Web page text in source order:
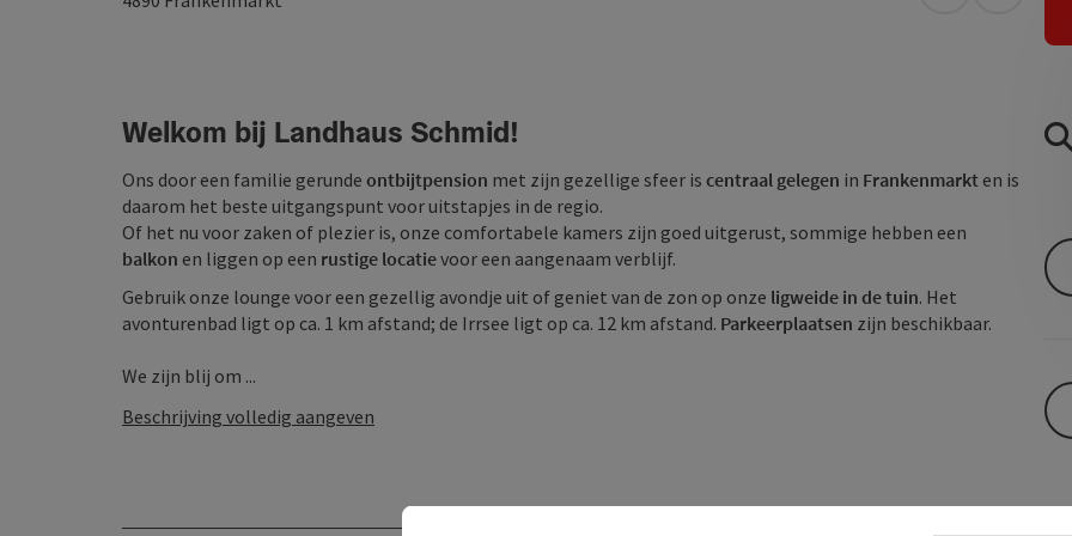
Welkom bij Landhaus Schmid!
Ons door een familie gerunde ontbijtpension met zijn gezellige sfeer is centraal gelegen in Frankenmarkt en is
daarom het beste uitgangspunt voor uitstapjes in de regio.
Of het nu voor zaken of plezier is, onze comfortabele kamers zijn goed uitgerust, sommige hebben een
balkon en liggen op een rustige locatievoor een aangenaam verblijf.
Gebruik onze lounge voor een gezellig avondje uit of geniet van de zon op onze ligweide in de tuin. Het
avonturenbad ligt op ca. 1 km afstand; de Irrsee ligt op ca. 12 km afstand. Parkeerplaatsen zijn beschikbaar.
We zijn blij om ...
Beschrijving volledig aangeven